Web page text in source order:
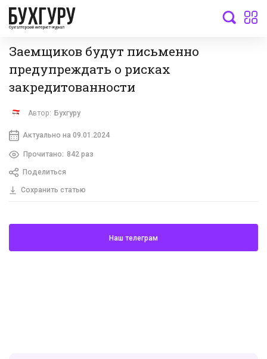
бухгалтерский интернет-журнал
Заемщиков будут письменно
предупреждать о рисках
закредитованности
Автор: Бухгуру
Актуально на 09.01.2024
Прочитано: 842 раз
Поделиться
Сохранить статью
Наш телеграм